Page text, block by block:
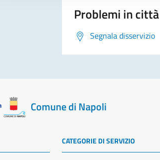
Problemi in città
Segnala disservizio
Comune di Napoli
CATEGORIE DI SERVIZIO